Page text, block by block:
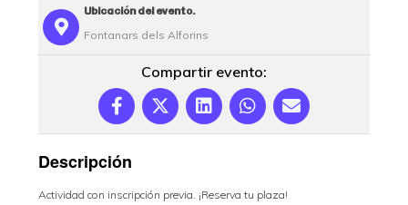
Ubicación del evento:
Fontanars dels Alforins
Compartir evento:
Descripción
Actividad con inscripción previa. ¡Reserva tu plaza!